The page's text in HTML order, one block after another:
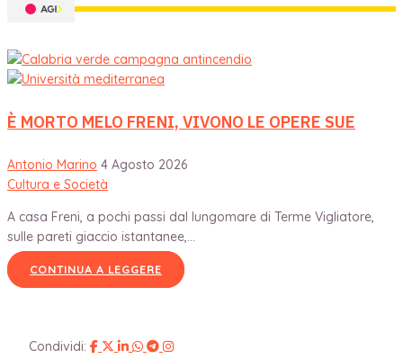
È MORTO MELO FRENI, VIVONO LE OPERE SUE
Antonio Marino 4 Agosto 2026
Cultura e Società
A casa Freni, a pochi passi dal lungomare di Terme Vigliatore,
sulle pareti giaccio istantanee,...
CONTINUA A LEGGERE
Condividi: